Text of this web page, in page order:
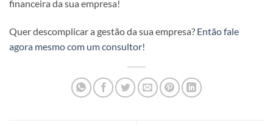
financeira da sua empresa!
Quer descomplicar a gestão da sua empresa? Então fale
agora mesmo com um consultor!